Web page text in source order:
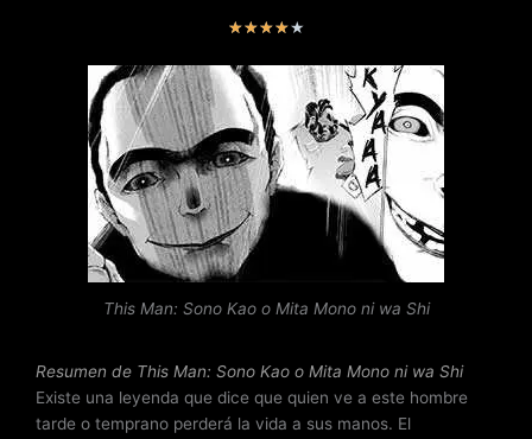
★★★★★V
l
o
r
a
d
4
e
5
This Man: Sono Kao o Mita Mono ni wa Shi
Resumen de This Man: Sono Kao o Mita Mono ni wa Shi
Existe una leyenda que dice que quien ve a este hombre
tarde o temprano perderá la vida a sus manos. El